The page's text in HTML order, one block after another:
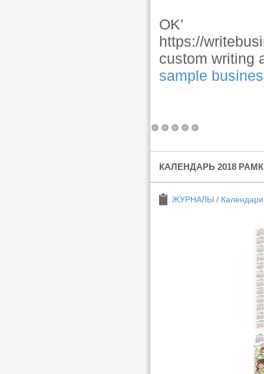
OK’
https://
custom writing
sample
КАЛЕНДАРЬ 2018
ЖУРНАЛЫ / Календари